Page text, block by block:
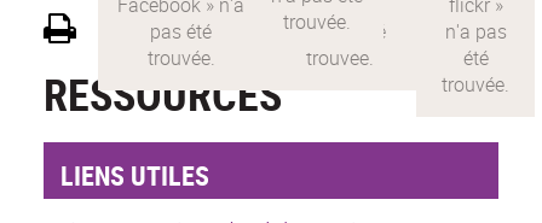
RESSOURCES
LIENS UTILES